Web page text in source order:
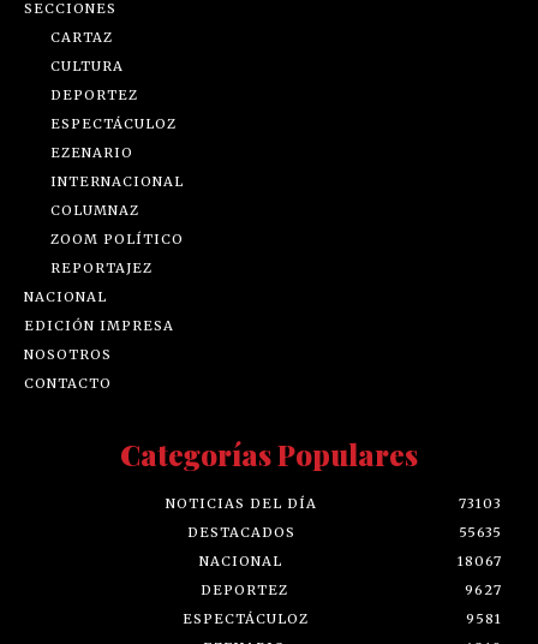
SECCIONES
CARTAZ
CULTURA
DEPORTEZ
ESPECTÁCULOZ
EZENARIO
INTERNACIONAL
COLUMNAZ
ZOOM POLÍTICO
REPORTAJEZ
NACIONAL
EDICIÓN IMPRESA
NOSOTROS
CONTACTO
Categorías Populares
NOTICIAS DEL DÍA
73103
DESTACADOS
55635
NACIONAL
18067
DEPORTEZ
9627
ESPECTÁCULOZ
9581